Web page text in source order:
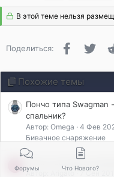
г
о
д
р
л
и
:
В этой теме нельзя
Поделиться: Facebook
Похожие темы
Пончо типа Swagman
спальник?
Автор: Omega 4 Фев
Бивачное снаряжение
A Нужно выпивать
Автор: Arigato 7 Сен 2018
Форумы Что Нового?